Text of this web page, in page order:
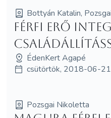
Bottyán Katalin,
Férfi Erő
ÉdenKert Agapé
csütörtök, 2018-06-
Pozsgai Nikoletta